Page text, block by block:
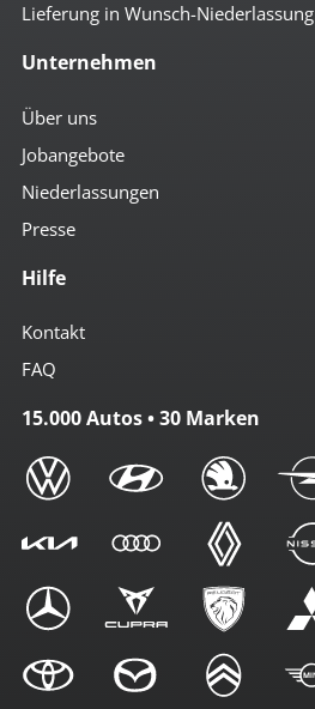
Lieferung in Wunsch-Niederlassung
Unternehmen
Über uns
Jobangebote
Niederlassungen
Presse
Hilfe
Kontakt
FAQ
15.000 Autos • 30 Marken